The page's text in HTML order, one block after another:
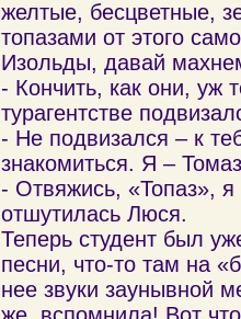
желтые, бесцветные,
топазами от этого
Изольды, давай
- Кончить, как они, уж
турагентстве
- Не подвизался – к
знакомиться. Я –
- Отвяжись, «Топаз»,
отшутилась Люся.
Теперь студент был
песни, что-то там на
нее звуки заунывной